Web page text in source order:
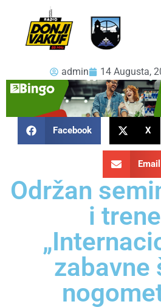
admin 14 Augusta,
Facebook X
Email
Održan
i
zabavne